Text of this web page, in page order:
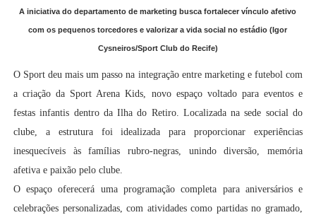
A iniciativa do departamento de marketing busca fortalecer vínculo afetivo
com os pequenos torcedores e valorizar a vida social no estádio (Igor
Cysneiros/Sport Club do Recife)
O Sport deu mais um passo na integração entre marketing e futebol com
a criação da Sport Arena Kids, novo espaço voltado para eventos e
festas infantis dentro da Ilha do Retiro. Localizada na sede social do
clube, a estrutura foi idealizada para proporcionar experiências
inesquecíveis às famílias rubro-negras, unindo diversão, memória
afetiva e paixão pelo clube.
O espaço oferecerá uma programação completa para aniversários e
celebrações personalizadas, com atividades como partidas no gramado,